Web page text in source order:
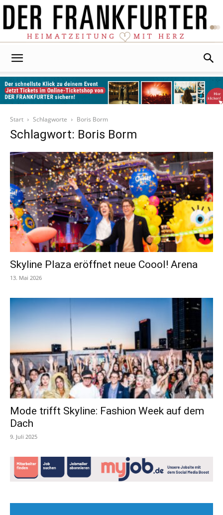
Start
Schlagworte Boris Borm
Schlagwort: Boris Borm
Skyline Plaza eröffnet neue Coool! Arena
13. Mai 2026
Mode trifft Skyline: Fashion Week auf dem
Dach
9. Juli 2025